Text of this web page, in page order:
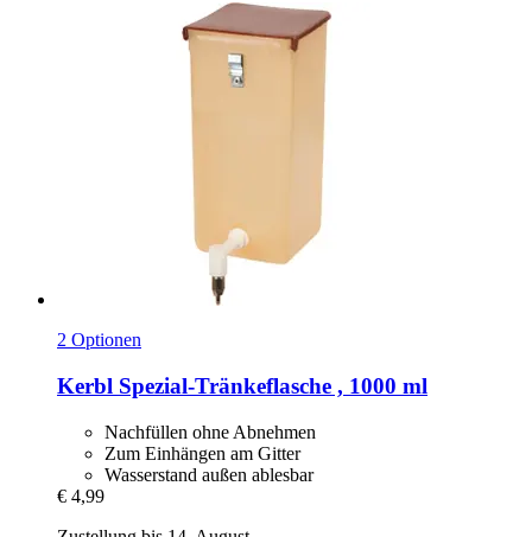
2 Optionen
Kerbl Spezial-​Tränkeflasche , 1000 ml
Nachfüllen ohne Abnehmen
Zum Einhängen am Gitter
Wasserstand außen ablesbar
€ 4,99